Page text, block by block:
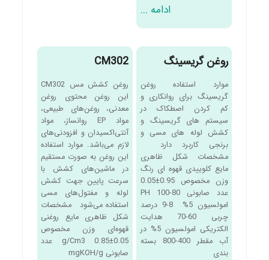
ادامه ...
CM302
روغن کشش مس CM302
این روغن محتوی روغن
معدنی، روغن‌های طبیعی،
مواد EP روانساز، مواد
آنتی‌اکسیدان و افزودنی‌های
لازم می‌باشد. موارد استفاده
این روغن به صورت مستقیم
در ماشین‌های کشش با
سرعت پایین جهت کشش
لوله و مفتول‌های مسی
استفاده می‌شود مشخصات
شکل ظاهری مایع روغنی
قهوه‌ای وزن مخصوص
g/Cm3 0.85±0.05 عدد
صابونی mgKOH/g
روغن گریسینگ
موارد استفاده روغن
گریسینگ برای روانکاری و
کم کردن اصطکاک در
سیستم های گریسینگ و
کشش لوله های مسی و
برنجی کاربرد دارد
مشخصات شکل ظاهری
مایع کلوییدی قهوه ای رنگ
وزن مخصوص 0.95±0.05
عدد صابونی 80-100 PH
امولسیون 5% 8-9 درصد
چربی 60-70 هدایت
الکتریکی امولسیون 5% در
آب مقطر 400-800 بسته
بندی